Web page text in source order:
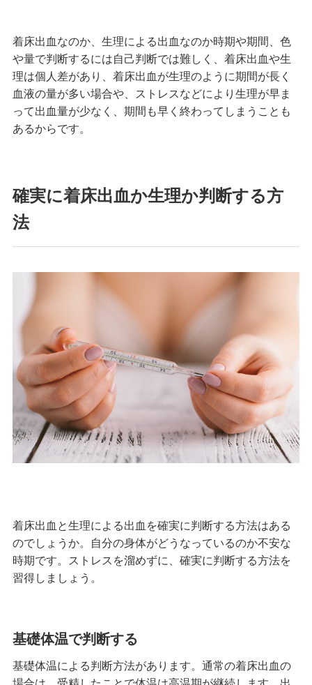
着床出血なのか、生理による出血なのか時期や期間、色
や量で判断するには自己判断では難しく、着床出血や生
理は個人差があり、着床出血が生理のように期間が長く
血液の量が多い場合や、ストレスなどにより生理が早ま
って出血量が少なく、期間も早く終わってしまうことも
あるからです。
確実に着床出血か生理か判断する方
法
着床出血と生理による出血を確実に判断する方法はある
のでしょうか。自分の身体がどうなっているのか不安な
時期です。ストレスを溜めずに、確実に判断する方法を
習得しましょう。
基礎体温で判断する
基礎体温による判断方法があります。通常の着床出血の